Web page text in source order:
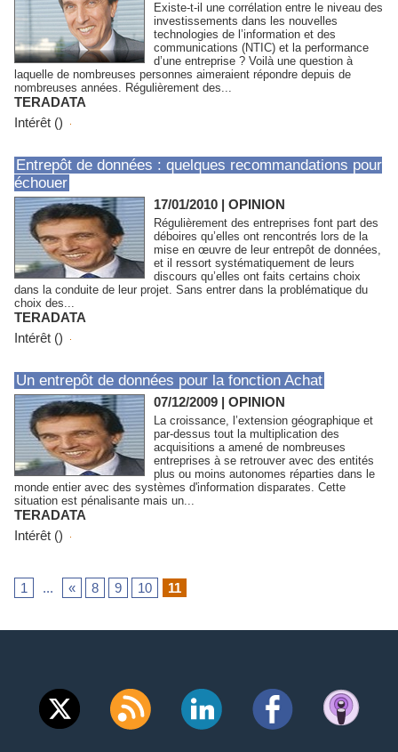
Existe-t-il une corrélation entre le niveau des
investissements dans les nouvelles
technologies de l’information et des
communications (NTIC) et la performance
d’une entreprise ? Voilà une question à
laquelle de nombreuses personnes aimeraient répondre depuis de
nombreuses années. Régulièrement des...
TERADATA
Intérêt ()
Entrepôt de données : quelques recommandations pour
échouer
17/01/2010 | OPINION
Régulièrement des entreprises font part des
déboires qu’elles ont rencontrés lors de la
mise en œuvre de leur entrepôt de données,
et il ressort systématiquement de leurs
discours qu’elles ont faits certains choix
dans la conduite de leur projet. Sans entrer dans la problématique du
choix des...
TERADATA
Intérêt ()
Un entrepôt de données pour la fonction Achat
07/12/2009 | OPINION
La croissance, l’extension géographique et
par-dessus tout la multiplication des
acquisitions a amené de nombreuses
entreprises à se retrouver avec des entités
plus ou moins autonomes réparties dans le
monde entier avec des systèmes d'information disparates. Cette
situation est pénalisante mais un...
TERADATA
Intérêt ()
1 ... « 8 9 10 11